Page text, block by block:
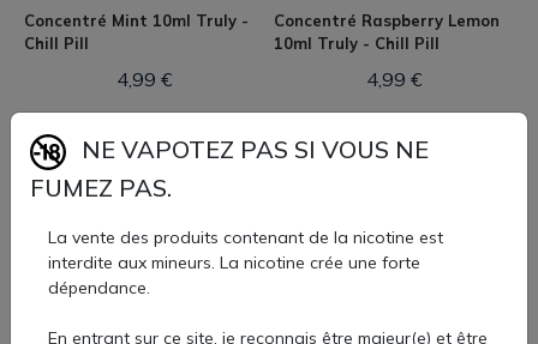
Disponibles en shortfills 50 ml (ratio PG/VG 50/50) pour
boîster à 3 à 6 mg/ml, ainsi qu’en 10 ml nicotinés
une vape quotidienne accessible
Concentré Mint 10ml Truly -
Chill Pill
4,99 €
Concentré Raspberry Lemon
10ml Truly - Chill Pill
4,99 €
Concentré Bubble Gum 10ml
NE VAPOTEZ PAS SI VOUS NE
FUMEZ PAS.
La vente des produits contenant de la nicotine est
interdite aux mineurs. La nicotine crée une forte
dépendance.
En entrant sur ce site, je reconnais être majeur(e) et être